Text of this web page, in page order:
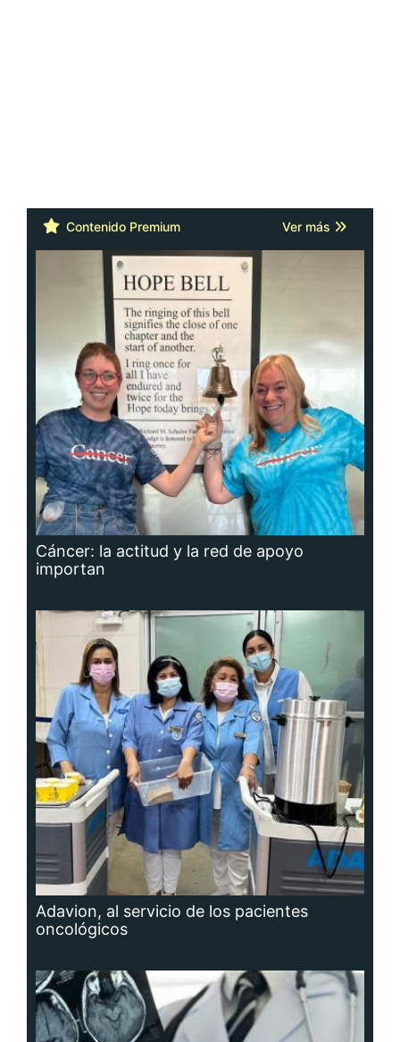
Contenido Premium Ver más
Cáncer: la actitud y la red de apoyo
importan
Adavion, al servicio de los pacientes
oncológicos